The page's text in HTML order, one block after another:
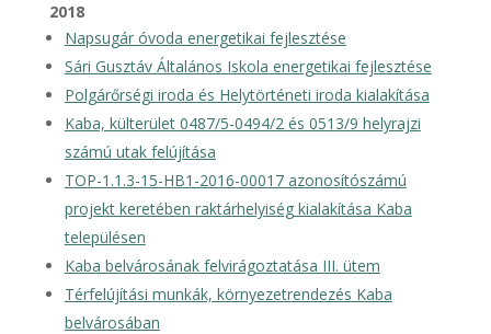
2018
Napsugár óvoda energetikai fejlesztése
Sári Gusztáv Általános Iskola energetikai fejlesztése
Polgárőrségi iroda és Helytörténeti iroda kialakítása
Kaba, külterület 0487/5-0494/2 és 0513/9 helyrajzi
számú utak felújítása
TOP-1.1.3-15-HB1-2016-00017 azonosítószámú
projekt keretében raktárhelyiség kialakítása Kaba
településen
Kaba belvárosának felvirágoztatása III. ütem
Térfelújítási munkák, környezetrendezés Kaba
belvárosában